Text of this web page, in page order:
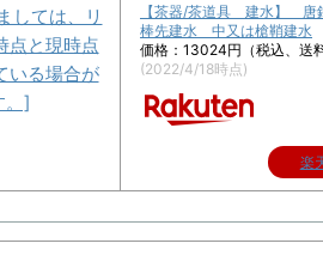
【茶器/茶道具 建水】
棒先建水 中又は槍鞘建水
価格：13024円（税込、送
(2022/4/18時点)
楽